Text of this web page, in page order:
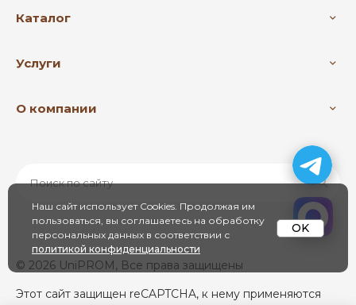
Каталог
Услуги
О компании
© 2026 UniPROM, Все права защищены
Этот сайт защищен reCAPTCHA, к нему применяются
Наш сайт использует Cookies. Продолжая им
пользоваться, вы соглашаетесь на обработку
персональных данных в соответствии с
политикой конфиденциальности
OK